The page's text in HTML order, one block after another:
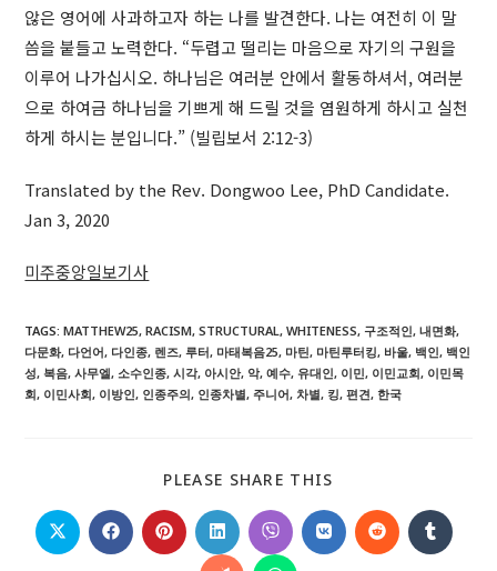
않은 영어에 사과하고자 하는 나를 발견한다. 나는 여전히 이 말
씀을 붙들고 노력한다. “두렵고 떨리는 마음으로 자기의 구원을
이루어 나가십시오. 하나님은 여러분 안에서 활동하셔서, 여러분
으로 하여금 하나님을 기쁘게 해 드릴 것을 염원하게 하시고 실천
하게 하시는 분입니다.” (빌립보서 2:12-3)
Translated by the Rev. Dongwoo Lee, PhD Candidate.
Jan 3, 2020
미주중앙일보기사
TAGS:MATTHEW25, RACISM, STRUCTURAL, WHITENESS, 구조적인, 내면화,
다문화, 다언어, 다인종, 렌즈, 루터, 마태복음25, 마틴, 마틴루터킹, 바울, 백인, 백인
성, 복음, 사무엘, 소수인종, 시각, 아시안, 악, 예수, 유대인, 이민, 이민교회, 이민목
회, 이민사회, 이방인, 인종주의, 인종차별, 주니어, 차별, 킹, 편견, 한국
PLEASE SHARE THIS
CONTENT
Opens
in
Opens
in
Opens
in
Opens
in
Opens
in
Opens
in
Opens
in
Opens
in